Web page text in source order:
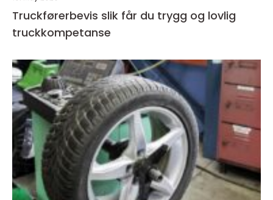
Truckførerbevis slik får du trygg og lovlig
truckkompetanse